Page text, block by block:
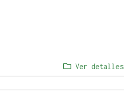
Ver detalles